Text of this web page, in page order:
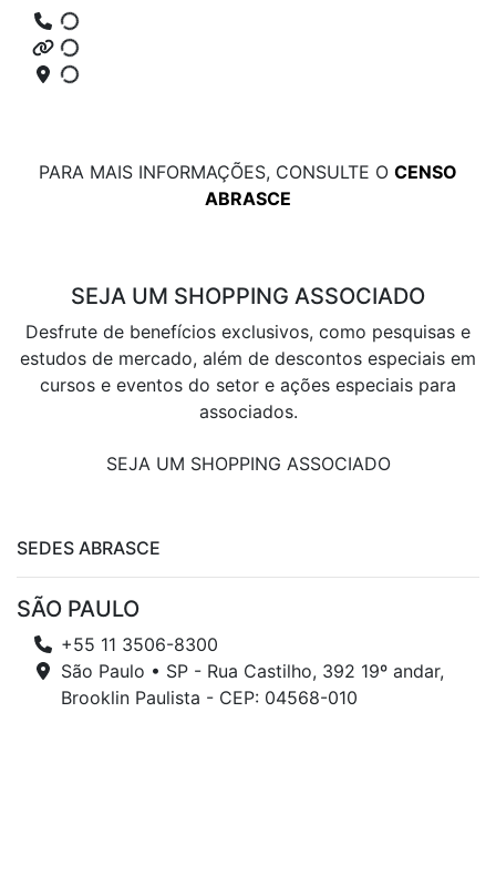
PARA MAIS INFORMAÇÕES, CONSULTE O CENSO
ABRASCE
SEJA UM SHOPPING ASSOCIADO
Desfrute de benefícios exclusivos, como pesquisas e
estudos de mercado, além de descontos especiais em
cursos e eventos do setor e ações especiais para
associados.
SEJA UM SHOPPING ASSOCIADO
SEDES ABRASCE
SÃO PAULO
+55 11 3506-8300
São Paulo • SP - Rua Castilho, 392 19º andar,
Brooklin Paulista - CEP: 04568-010